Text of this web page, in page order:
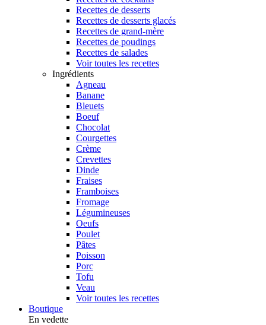
Recettes de desserts
Recettes de desserts glacés
Recettes de grand-mère
Recettes de poudings
Recettes de salades
Voir toutes les recettes
Ingrédients
Agneau
Banane
Bleuets
Boeuf
Chocolat
Courgettes
Crème
Crevettes
Dinde
Fraises
Framboises
Fromage
Légumineuses
Oeufs
Poulet
Pâtes
Poisson
Porc
Tofu
Veau
Voir toutes les recettes
Boutique
En vedette